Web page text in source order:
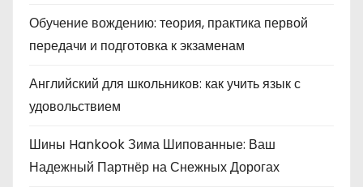
Обучение вождению: теория, практика первой
передачи и подготовка к экзаменам
Английский для школьников: как учить язык с
удовольствием
Шины Hankook Зима Шипованные: Ваш
Надежный Партнёр на Снежных Дорогах